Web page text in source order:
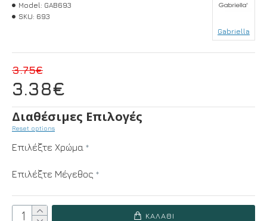
3.38€
3.75€
Model: GAB693
SKU: 693
Gabriella
Διαθέσιμες Επιλογές
Reset options
Επιλέξτε Χρώμα
Επιλέξτε Μέγεθος
ΚΑΛΆΘΙ